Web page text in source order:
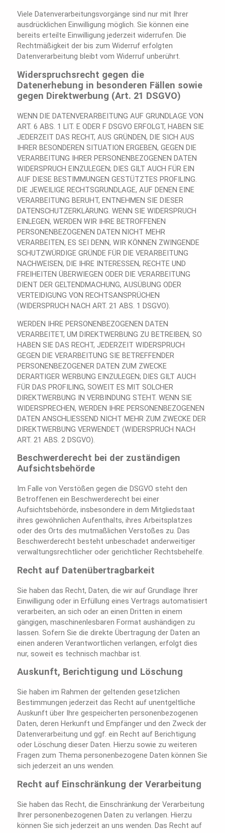
Viele Datenverarbeitungsvorgänge sind nur mit Ihrer
ausdrücklichen Einwilligung möglich. Sie können eine
bereits erteilte Einwilligung jederzeit widerrufen. Die
Rechtmäßigkeit der bis zum Widerruf erfolgten
Datenverarbeitung bleibt vom Widerruf unberührt.
Widerspruchsrecht gegen die
Datenerhebung in besonderen Fällen sowie
gegen Direktwerbung (Art. 21 DSGVO)
WENN DIE DATENVERARBEITUNG AUF GRUNDLAGE VON
ART. 6 ABS. 1 LIT. E ODER F DSGVO ERFOLGT, HABEN SIE
JEDERZEIT DAS RECHT, AUS GRÜNDEN, DIE SICH AUS
IHRER BESONDEREN SITUATION ERGEBEN, GEGEN DIE
VERARBEITUNG IHRER PERSONENBEZOGENEN DATEN
WIDERSPRUCH EINZULEGEN; DIES GILT AUCH FÜR EIN
AUF DIESE BESTIMMUNGEN GESTÜTZTES PROFILING.
DIE JEWEILIGE RECHTSGRUNDLAGE, AUF DENEN EINE
VERARBEITUNG BERUHT, ENTNEHMEN SIE DIESER
DATENSCHUTZERKLÄRUNG. WENN SIE WIDERSPRUCH
EINLEGEN, WERDEN WIR IHRE BETROFFENEN
PERSONENBEZOGENEN DATEN NICHT MEHR
VERARBEITEN, ES SEI DENN, WIR KÖNNEN ZWINGENDE
SCHUTZWÜRDIGE GRÜNDE FÜR DIE VERARBEITUNG
NACHWEISEN, DIE IHRE INTERESSEN, RECHTE UND
FREIHEITEN ÜBERWIEGEN ODER DIE VERARBEITUNG
DIENT DER GELTENDMACHUNG, AUSÜBUNG ODER
VERTEIDIGUNG VON RECHTSANSPRÜCHEN
(WIDERSPRUCH NACH ART. 21 ABS. 1 DSGVO).
WERDEN IHRE PERSONENBEZOGENEN DATEN
VERARBEITET, UM DIREKTWERBUNG ZU BETREIBEN, SO
HABEN SIE DAS RECHT, JEDERZEIT WIDERSPRUCH
GEGEN DIE VERARBEITUNG SIE BETREFFENDER
PERSONENBEZOGENER DATEN ZUM ZWECKE
DERARTIGER WERBUNG EINZULEGEN; DIES GILT AUCH
FÜR DAS PROFILING, SOWEIT ES MIT SOLCHER
DIREKTWERBUNG IN VERBINDUNG STEHT. WENN SIE
WIDERSPRECHEN, WERDEN IHRE PERSONENBEZOGENEN
DATEN ANSCHLIESSEND NICHT MEHR ZUM ZWECKE DER
DIREKTWERBUNG VERWENDET (WIDERSPRUCH NACH
ART. 21 ABS. 2 DSGVO).
Beschwerderecht bei der zuständigen
Aufsichtsbehörde
Im Falle von Verstößen gegen die DSGVO steht den
Betroffenen ein Beschwerderecht bei einer
Aufsichtsbehörde, insbesondere in dem Mitgliedstaat
ihres gewöhnlichen Aufenthalts, ihres Arbeitsplatzes
oder des Orts des mutmaßlichen Verstoßes zu. Das
Beschwerderecht besteht unbeschadet anderweitiger
verwaltungsrechtlicher oder gerichtlicher Rechtsbehelfe.
Recht auf Datenübertragbarkeit
Sie haben das Recht, Daten, die wir auf Grundlage Ihrer
Einwilligung oder in Erfüllung eines Vertrags automatisiert
verarbeiten, an sich oder an einen Dritten in einem
gängigen, maschinenlesbaren Format aushändigen zu
lassen. Sofern Sie die direkte Übertragung der Daten an
einen anderen Verantwortlichen verlangen, erfolgt dies
nur, soweit es technisch machbar ist.
Auskunft, Berichtigung und Löschung
Sie haben im Rahmen der geltenden gesetzlichen
Bestimmungen jederzeit das Recht auf unentgeltliche
Auskunft über Ihre gespeicherten personenbezogenen
Daten, deren Herkunft und Empfänger und den Zweck der
Datenverarbeitung und ggf. ein Recht auf Berichtigung
oder Löschung dieser Daten. Hierzu sowie zu weiteren
Fragen zum Thema personenbezogene Daten können Sie
sich jederzeit an uns wenden.
Recht auf Einschränkung der Verarbeitung
Sie haben das Recht, die Einschränkung der Verarbeitung
Ihrer personenbezogenen Daten zu verlangen. Hierzu
können Sie sich jederzeit an uns wenden. Das Recht auf